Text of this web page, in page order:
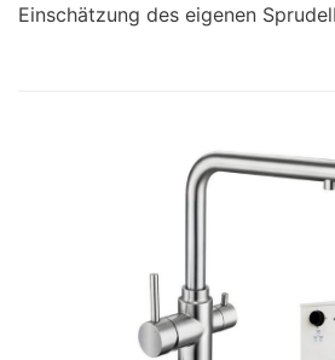
Einschätzung des eigenen